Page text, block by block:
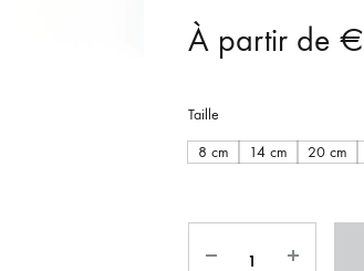
JONCS
🛐 PRIER LES SAINTS
À partir de €
Taille
8 cm
14 cm 20 cm